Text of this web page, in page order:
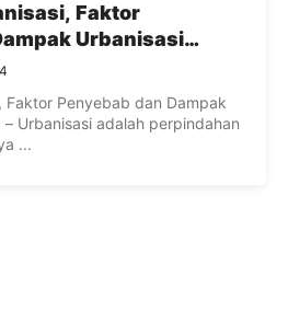
Faktor
Urbanisasi
Faktor Penyebab dan Dampak
Urbanisasi adalah perpindahan
...